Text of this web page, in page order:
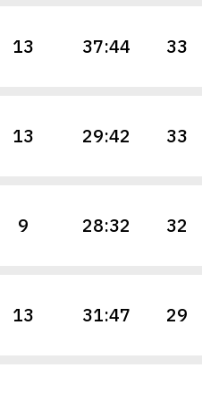
13 37:44 33
13 29:42 33
9 28:32 32
13 31:47 29